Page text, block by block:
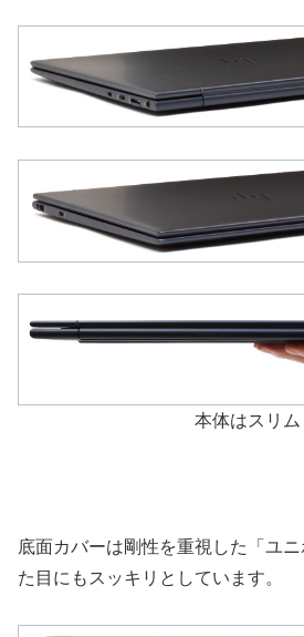
本体はスリム
底面カバーは剛性を重視した「ユ
た目にもスッキリとしています。